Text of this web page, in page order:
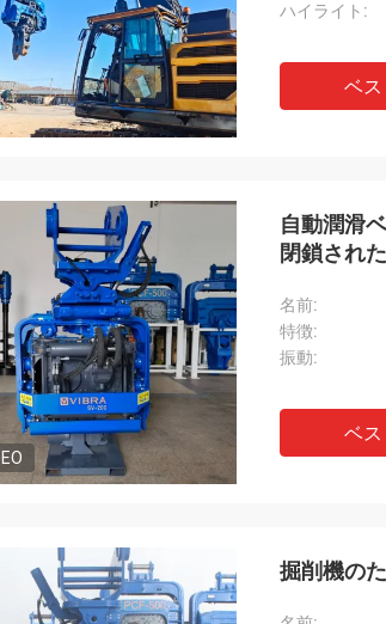
ハイライト:
ベ
自動潤滑
閉鎖され
名前:
特徴:
振動:
ベ
掘削機の